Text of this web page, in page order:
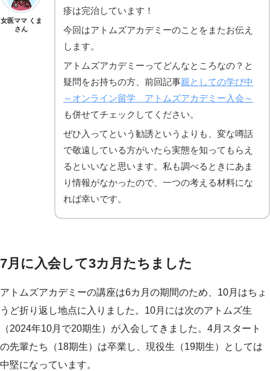
女医ママ くま
さん
疹は完治しています！
今回はアトムズアカデミーのことをまたお伝え
します。
アトムズアカデミーってどんなところなの？と
疑問をお持ちの方、前回記事親としての学び中
～オンライン留学 アトムズアカデミー入会～
も併せてチェックしてください。
ぜひ入ってという勧誘というよりも、変な噂話
で敬遠している方がいたら実態を知ってもらえ
るといいなと思います。私も調べるときにあま
り情報がなかったので、一つの考える材料にな
れば幸いです。
7月に入会して3カ月たちました
アトムズアカデミーの講座は6カ月の期間のため、10月はちょ
うど折り返し地点に入りました。10月には次のアトムズ生
（2024年10月で20期生）が入会してきました。4月スタート
の先輩たち（18期生）は卒業し、現役生（19期生）としては
中堅になっています。